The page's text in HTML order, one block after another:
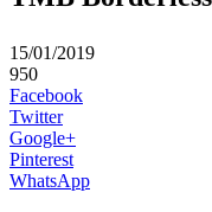
15/01/2019
950
Facebook
Twitter
Google+
Pinterest
WhatsApp